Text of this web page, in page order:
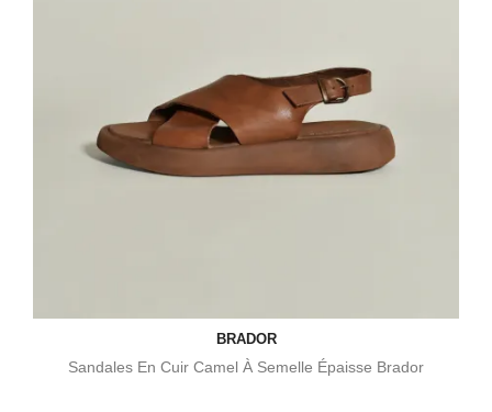
BRADOR
Sandales En Cuir Camel À Semelle Épaisse Brador